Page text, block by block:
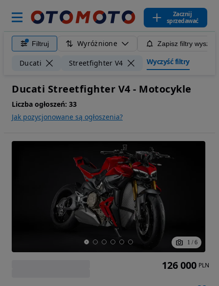
Zacznij
sprzedawać
Filtruj Wyróżnione Zapisz filtry
Ducati Streetfighter V4 Wyczyść filtry
Ducati Streetfighter V4 - Motocykle
Liczba ogłoszeń: 33
Jak pozycjonowane są ogłoszenia?
1 / 6
126 000 PLN